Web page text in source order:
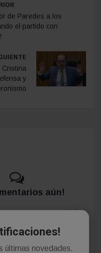
de Paredes a los
el partido con
Cristina
y
aún!
comentar este artículo.
últimas novedades.